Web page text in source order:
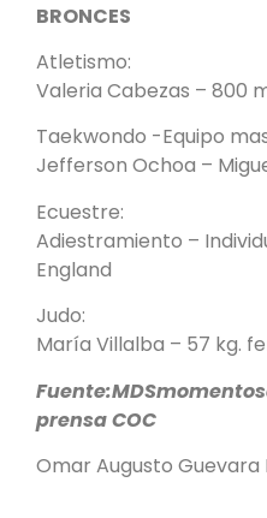
BRONCES
Atletismo:
Valeria Cabezas – 800
Taekwondo -Equipo
Jefferson Ochoa –
Ecuestre:
Adiestramiento –
England
Judo:
María Villalba – 57 kg.
prensa COC
Omar Augusto Guevara